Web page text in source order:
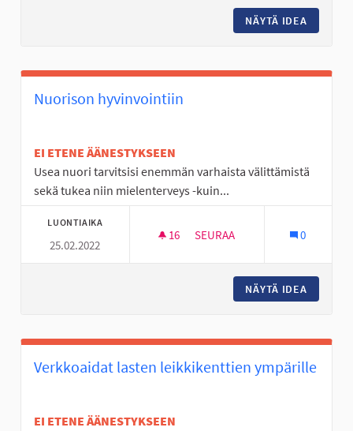
NÄYTÄ IDEA
Nuorison hyvinvointiin
EI ETENE ÄÄNESTYKSEEN
Usea nuori tarvitsisi enemmän varhaista välittämistä
sekä tukea niin mielenterveys -kuin...
LUONTIAIKA
25.02.2022
16 16 SEURAAJAA
SEURAA 0
NÄYTÄ IDEA
Verkkoaidat lasten leikkikenttien ympärille
EI ETENE ÄÄNESTYKSEEN